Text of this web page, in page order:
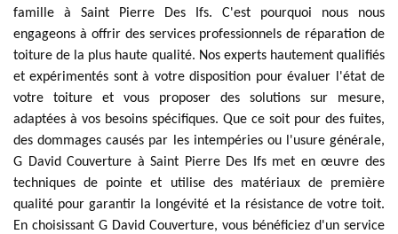
famille à Saint Pierre Des Ifs. C'est pourquoi nous nous
engageons à offrir des services professionnels de réparation de
toiture de la plus haute qualité. Nos experts hautement qualifiés
et expérimentés sont à votre disposition pour évaluer l'état de
votre toiture et vous proposer des solutions sur mesure,
adaptées à vos besoins spécifiques. Que ce soit pour des fuites,
des dommages causés par les intempéries ou l'usure générale,
G David Couverture à Saint Pierre Des Ifs met en œuvre des
techniques de pointe et utilise des matériaux de première
qualité pour garantir la longévité et la résistance de votre toit.
En choisissant G David Couverture, vous bénéficiez d'un service